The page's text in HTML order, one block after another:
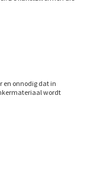
en onnodig dat in
wordt